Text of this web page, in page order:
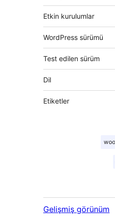
Etkin kurulumlar
WordPress sürümü
Test edilen sürüm
Dil
Etiketler
Gelişmiş görünüm